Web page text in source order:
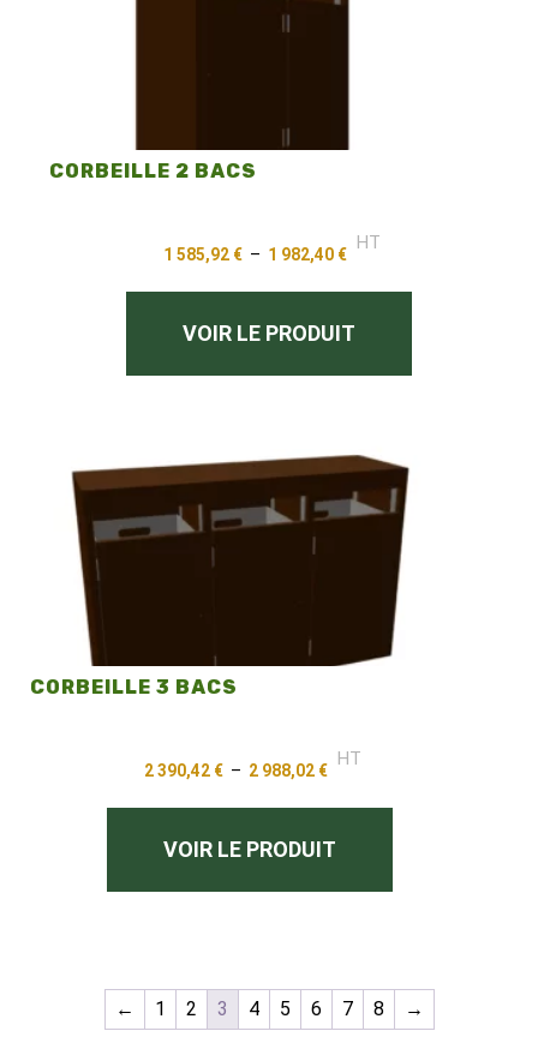
CORBEILLE 2 BACS
1 585,92 € – 1 982,40 €
HT
VOIR LE PRODUIT
CORBEILLE 3 BACS
2 390,42 € – 2 988,02 €
HT
VOIR LE PRODUIT
← 1 2 3 4 5 6 7 8 →